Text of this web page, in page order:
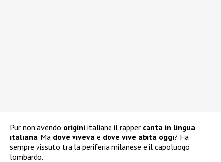
Pur non avendo origini italiane il rapper canta in lingua
italiana. Ma dove viveva e dove vive abita oggi? Ha
sempre vissuto tra la periferia milanese e il capoluogo
lombardo.